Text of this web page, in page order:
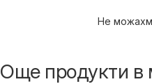
Не
Още продукти в